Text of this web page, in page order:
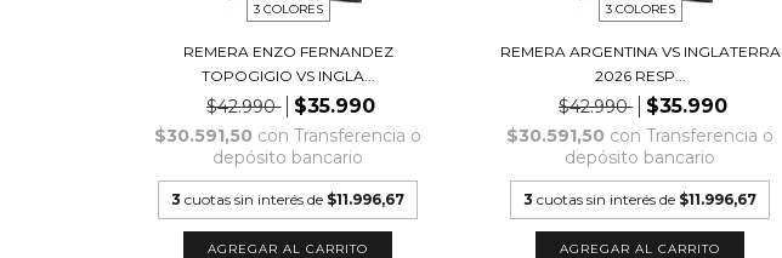
3 COLORES
REMERA ENZO FERNANDEZ
TOPOGIGIO VS INGLA...
$42.990 $35.990
$30.591,50 con Transferencia o
depósito bancario
3 cuotas sin interés de $11.996,67
AGREGAR AL CARRITO
3 COLORES
REMERA ARGENTINA VS INGLATERRA
2026 RESP...
$42.990 $35.990
$30.591,50 con Transferencia o
depósito bancario
3 cuotas sin interés de $11.996,67
AGREGAR AL CARRITO